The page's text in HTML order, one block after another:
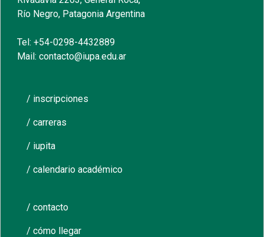
Río Negro, Patagonia Argentina
Tel: +54-0298-4432889
Mail: contacto@iupa.edu.ar
/ inscripciones
/ carreras
/ iupita
/ calendario académico
/ contacto
/ cómo llegar